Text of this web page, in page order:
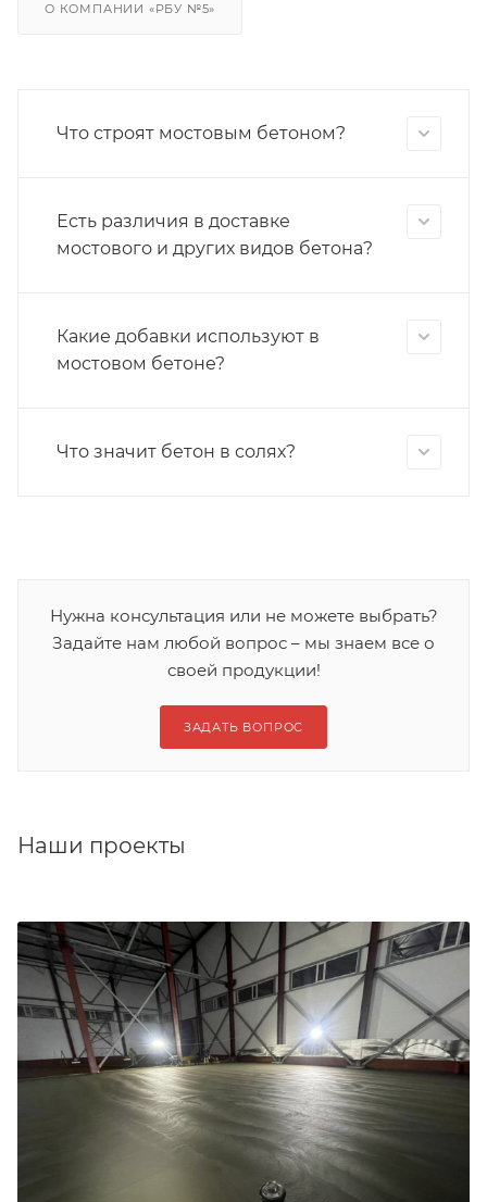
О КОМПАНИИ «РБУ №5»
Что строят мостовым бетоном?
Есть различия в доставке
мостового и других видов бетона?
Какие добавки используют в
мостовом бетоне?
Что значит бетон в солях?
Нужна консультация или не можете выбрать?
Задайте нам любой вопрос – мы знаем все о
своей продукции!
ЗАДАТЬ ВОПРОС
Наши проекты